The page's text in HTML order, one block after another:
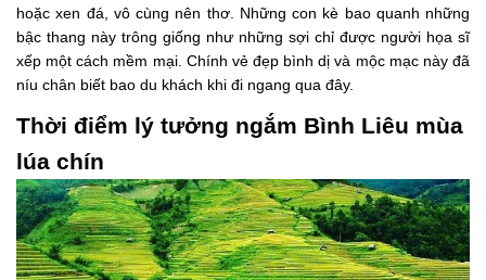
hoặc xen đá, vô cùng nên thơ. Những con kè bao quanh những
bậc thang này trông giống như những sợi chỉ được người họa sĩ
xếp một cách mềm mại. Chính vẻ đẹp bình dị và mộc mạc này đã
níu chân biết bao du khách khi đi ngang qua đây.
Thời điểm lý tưởng ngắm Bình Liêu mùa
lúa chín